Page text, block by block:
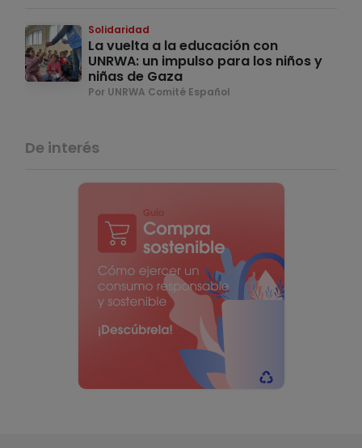
Solidaridad
La vuelta a la educación con
UNRWA: un impulso para los niños y
niñas de Gaza
Por UNRWA Comité Español
De interés